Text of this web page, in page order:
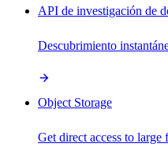
API de investigación de
Descubrimiento
Object Storage
Get direct access to large